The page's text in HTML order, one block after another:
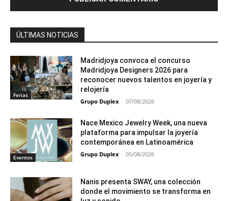
ÚLTIMAS NOTICIAS
Ferias
Madridjoya convoca el concurso
Madridjoya Designers 2026 para
reconocer nuevos talentos en joyería y
relojería
Grupo Duplex - 07/08/2026
Eventos
Nace Mexico Jewelry Week, una nueva
plataforma para impulsar la joyería
contemporánea en Latinoamérica
Grupo Duplex - 05/08/2026
Nanis presenta SWAY, una colección
donde el movimiento se transforma en